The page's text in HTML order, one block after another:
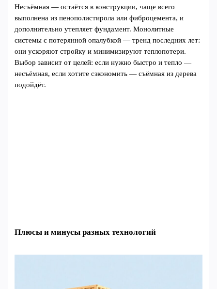
Несъёмная — остаётся в конструкции, чаще всего
выполнена из пенополистирола или фиброцемента, и
дополнительно утепляет фундамент. Монолитные
системы с потерянной опалубкой — тренд последних лет:
они ускоряют стройку и минимизируют теплопотери.
Выбор зависит от целей: если нужно быстро и тепло —
несъёмная, если хотите сэкономить — съёмная из дерева
подойдёт.
Плюсы и минусы разных технологий